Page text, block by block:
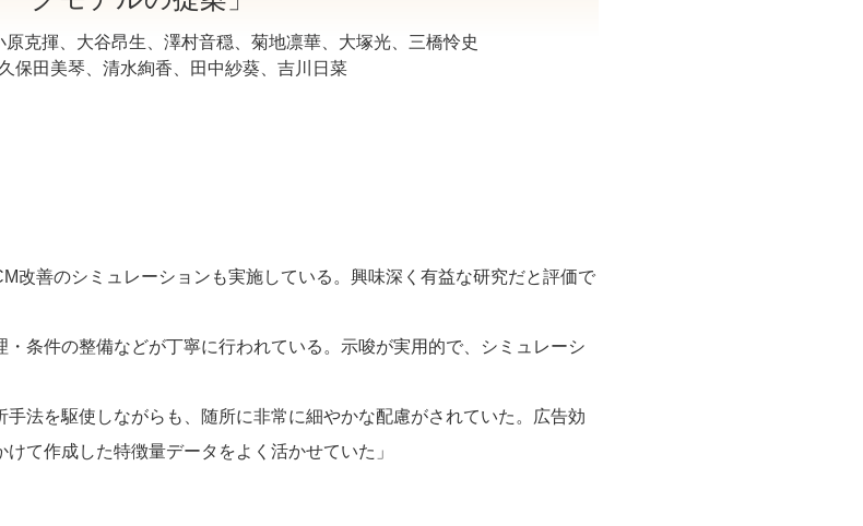
揮、大谷昂生、澤村音穏、菊地凛華、大塚光、三橋怜史
保田美琴、清水絢香、田中紗葵、吉川日菜
改善のシミュレーションも実施している。興味深く有益な研究だと評価で
・条件の整備などが丁寧に行われている。示唆が実用的で、シミュレーシ
手法を駆使しながらも、随所に非常に細やかな配慮がされていた。広告効
て作成した特徴量データをよく活かせていた」